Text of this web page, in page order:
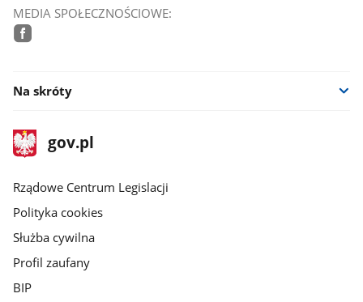
MEDIA SPOŁECZNOŚCIOWE:
Na skróty
stopka
gov.plStrona
gov.pl
Rządowe Centrum Legislacji
Polityka cookies
Służba cywilna
Profil zaufany
BIP